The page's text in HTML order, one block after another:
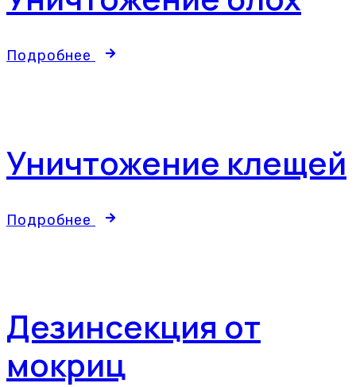
Подробнее
Уничтожение клещей
Подробнее
Дезинсекция от
мокриц